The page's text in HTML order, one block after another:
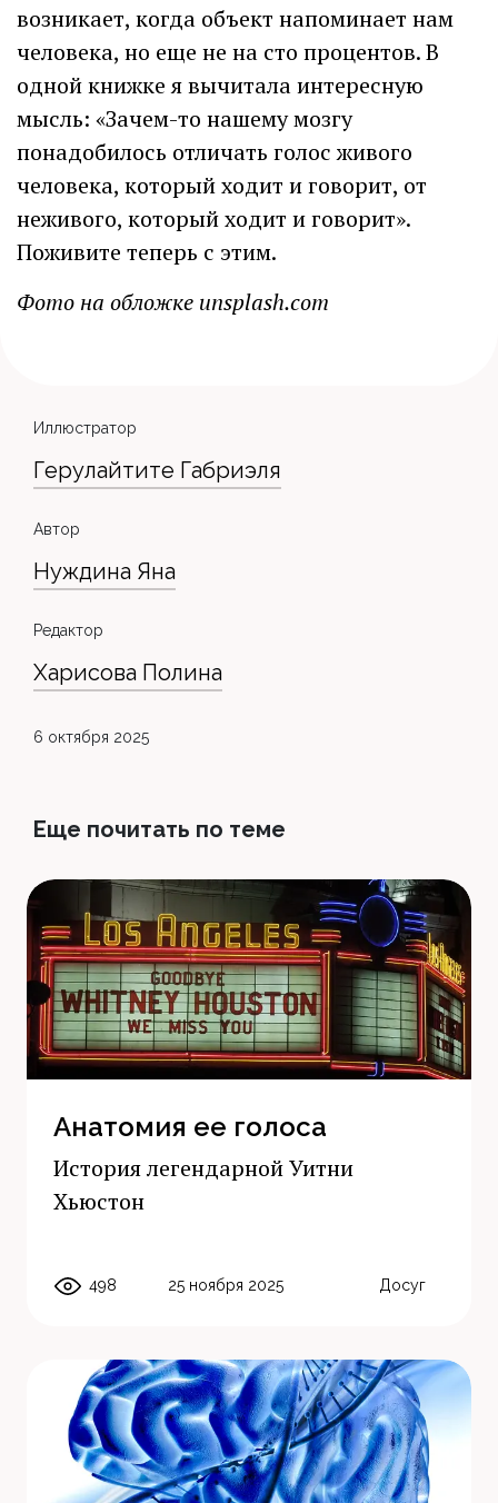
возникает, когда объект напоминает нам
человека, но еще не на сто процентов. В
одной книжке я вычитала интересную
мысль: «Зачем-то нашему мозгу
понадобилось отличать голос живого
человека, который ходит и говорит, от
неживого, который ходит и говорит».
Поживите теперь с этим.
Фото на обложке unsplash.com
Иллюстратор
Герулайтите Габриэля
Автор
Нуждина Яна
Редактор
Харисова Полина
6 октября 2025
Еще почитать по теме
Анатомия ее голоса
История легендарной Уитни
Хьюстон
498 25 ноября 2025 Досуг